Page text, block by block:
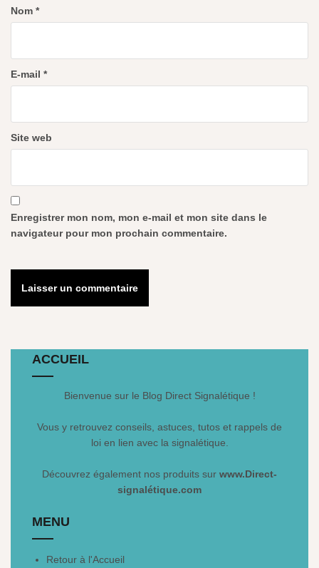
Nom *
E-mail *
Site web
Enregistrer mon nom, mon e-mail et mon site dans le
navigateur pour mon prochain commentaire.
ACCUEIL
Bienvenue sur le Blog Direct Signalétique !
Vous y retrouvez conseils, astuces, tutos et rappels de
loi en lien avec la signalétique.
Découvrez également nos produits sur www.Direct-
signalétique.com
MENU
Retour à l'Accueil